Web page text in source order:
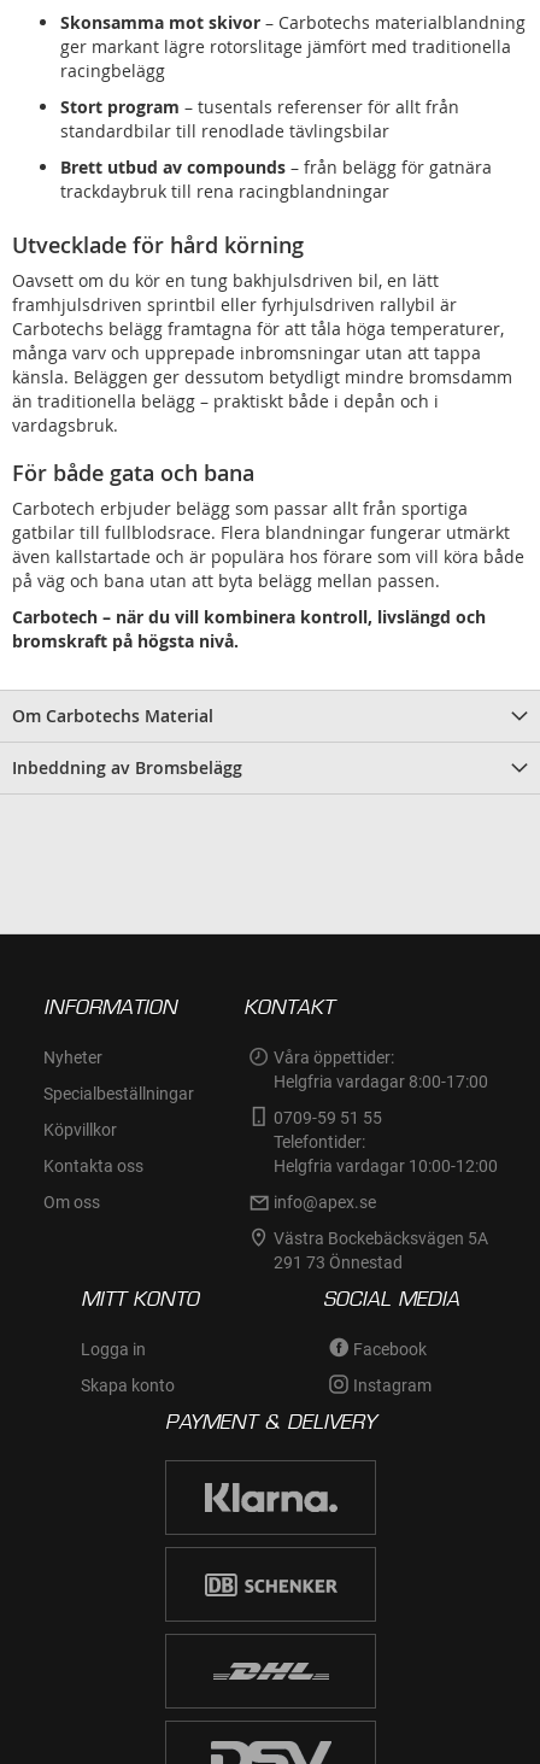
Skonsamma mot skivor – Carbotechs materialblandning
ger markant lägre rotorslitage jämfört med traditionella
racingbelägg
Stort program – tusentals referenser för allt från
standardbilar till renodlade tävlingsbilar
Brett utbud av compounds – från belägg för gatnära
trackdaybruk till rena racingblandningar
Utvecklade för hård körning
Oavsett om du kör en tung bakhjulsdriven bil, en lätt
framhjulsdriven sprintbil eller fyrhjulsdriven rallybil är
Carbotechs belägg framtagna för att tåla höga temperaturer,
många varv och upprepade inbromsningar utan att tappa
känsla. Beläggen ger dessutom betydligt mindre bromsdamm
än traditionella belägg – praktiskt både i depån och i
vardagsbruk.
För både gata och bana
Carbotech erbjuder belägg som passar allt från sportiga
gatbilar till fullblodsrace. Flera blandningar fungerar utmärkt
även kallstartade och är populära hos förare som vill köra både
på väg och bana utan att byta belägg mellan passen.
Carbotech – när du vill kombinera kontroll, livslängd och
bromskraft på högsta nivå.
Om Carbotechs Material
Inbeddning av Bromsbelägg
INFORMATION
Nyheter
Specialbeställningar
Köpvillkor
Kontakta oss
Om oss
KONTAKT
Våra öppettider:
Helgfria vardagar 8:00-17:00
0709-59 51 55
Telefontider:
Helgfria vardagar 10:00-12:00
info@apex.se
Västra Bockebäcksvägen 5A
291 73 Önnestad
MITT KONTO
Logga in
Skapa konto
SOCIAL MEDIA
Facebook
Instagram
PAYMENT & DELIVERY